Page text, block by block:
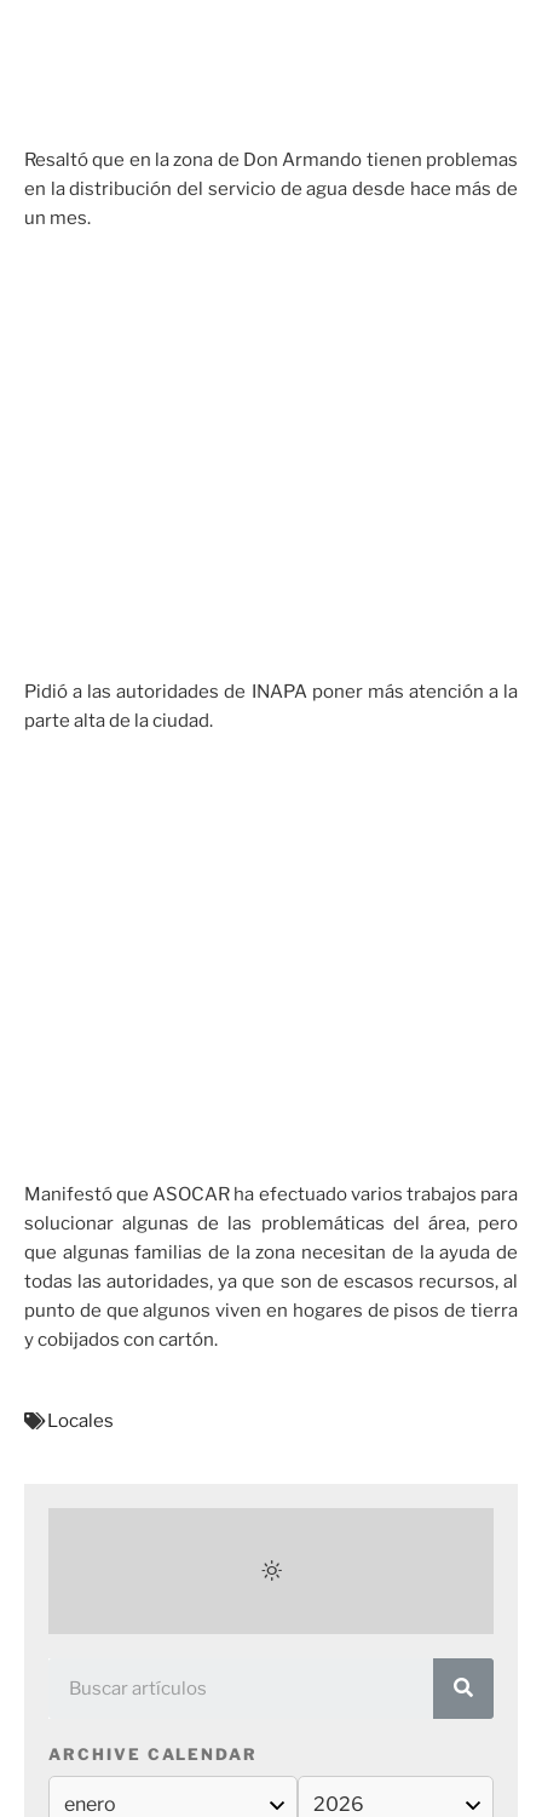
Resaltó que en la zona de Don Armando tienen problemas
en la distribución del servicio de agua desde hace más de
un mes.
Pidió a las autoridades de INAPA poner más atención a la
parte alta de la ciudad.
Manifestó que ASOCAR ha efectuado varios trabajos para
solucionar algunas de las problemáticas del área, pero
que algunas familias de la zona necesitan de la ayuda de
todas las autoridades, ya que son de escasos recursos, al
punto de que algunos viven en hogares de pisos de tierra
y cobijados con cartón.
Locales
ARCHIVE CALENDAR